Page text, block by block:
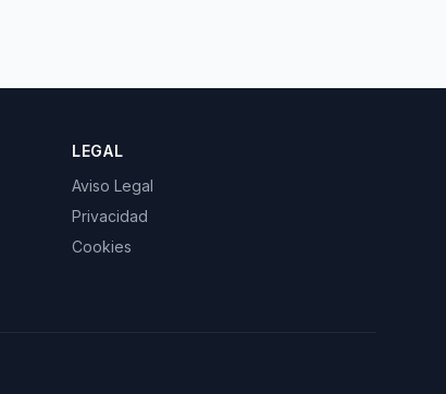
LEGAL
Aviso Legal
Privacidad
Cookies